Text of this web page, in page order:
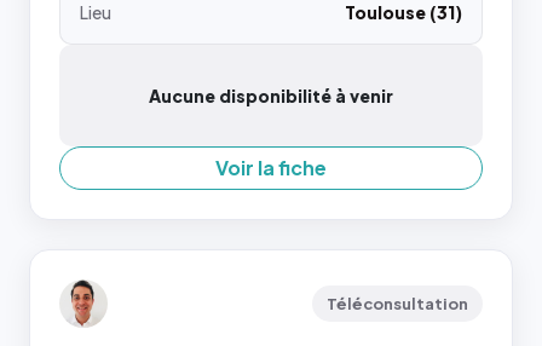
Lieu
Toulouse (31)
Aucune disponibilité à venir
Voir la fiche
Téléconsultation